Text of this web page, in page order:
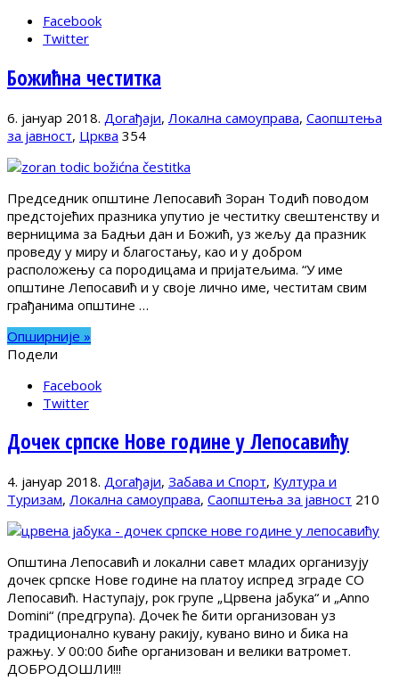
Facebook
Twitter
Божићна честитка
6. јануар 2018. Догађаји, Локална самоуправа, Саопштења
за јавност, Црква 354
Председник општине Лепосавић Зоран Toдић поводом
предстојећих празника упутио је честитку свештенству и
верницима за Бадњи дан и Божић, уз жељу да празник
проведу у миру и благостању, као и у добром
расположењу са породицама и пријатељима. “У име
општине Лепосавић и у своје лично име, честитам свим
грађанима општине …
Опширније »
Подели
Facebook
Twitter
Дочек српске Нове године у Лепосавићу
4. јануар 2018. Догађаји, Забава и Спорт, Култура и
Туризам, Локална самоуправа, Саопштења за јавност 210
Општина Лепосавић и локални савет младих организују
дочек српске Нове године на платоу испред зграде СО
Лепосавић. Наступају, рок групе „Црвена јабука“ и „Anno
Domini“ (предгрупа). Дочек ће бити организован уз
традиционално кувану ракију, кувано вино и бика на
ражњу. У 00:00 биће организован и велики ватромет.
ДОБРОДОШЛИ!!!